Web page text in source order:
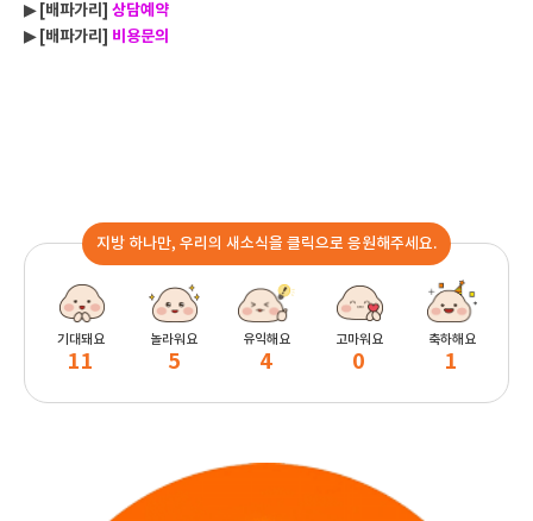
▶ [배파가리] 상담예약
▶ [배파가리] 비용문의
지방 하나만, 우리의 새소식을 클릭으로 응원해주세요.
기대돼요
11
놀라워요
5
유익해요
4
고마워요
0
축하해요
1